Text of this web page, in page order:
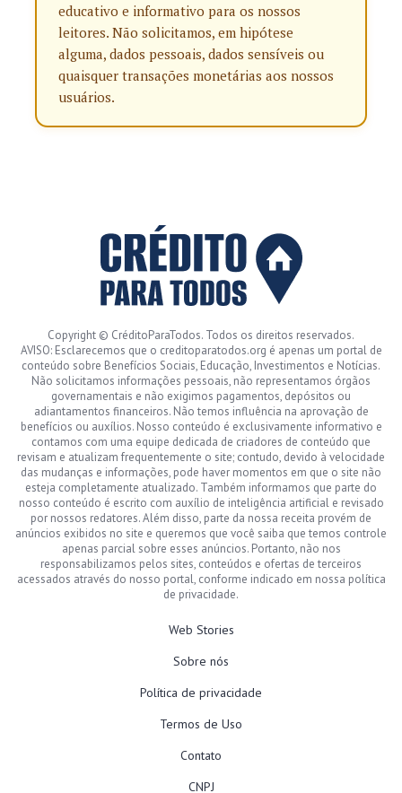
educativo e informativo para os nossos
leitores. Não solicitamos, em hipótese
alguma, dados pessoais, dados sensíveis ou
quaisquer transações monetárias aos nossos
usuários.
Copyright © CréditoParaTodos. Todos os direitos reservados.
AVISO: Esclarecemos que o creditoparatodos.org é apenas um portal de
conteúdo sobre Benefícios Sociais, Educação, Investimentos e Notícias.
Não solicitamos informações pessoais, não representamos órgãos
governamentais e não exigimos pagamentos, depósitos ou
adiantamentos financeiros. Não temos influência na aprovação de
benefícios ou auxílios. Nosso conteúdo é exclusivamente informativo e
contamos com uma equipe dedicada de criadores de conteúdo que
revisam e atualizam frequentemente o site; contudo, devido à velocidade
das mudanças e informações, pode haver momentos em que o site não
esteja completamente atualizado. Também informamos que parte do
nosso conteúdo é escrito com auxílio de inteligência artificial e revisado
por nossos redatores. Além disso, parte da nossa receita provém de
anúncios exibidos no site e queremos que você saiba que temos controle
apenas parcial sobre esses anúncios. Portanto, não nos
responsabilizamos pelos sites, conteúdos e ofertas de terceiros
acessados através do nosso portal, conforme indicado em nossa política
de privacidade.
Web Stories
Sobre nós
Política de privacidade
Termos de Uso
Contato
CNPJ